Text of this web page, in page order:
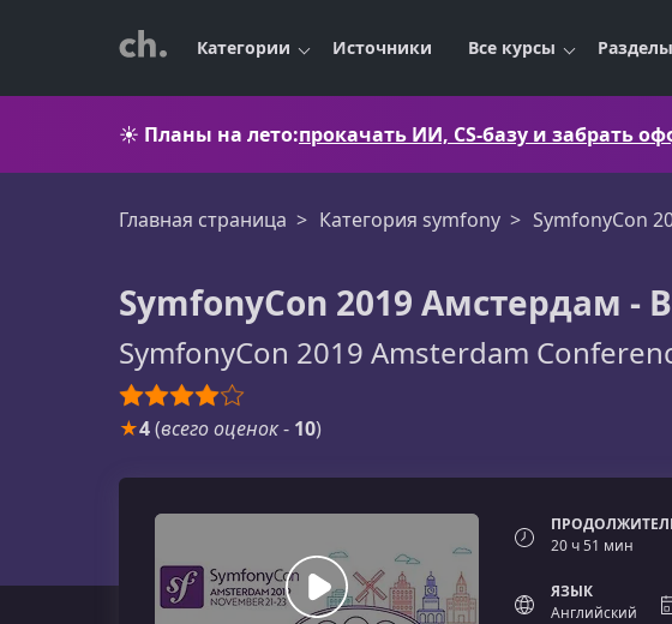
Категории Источники Все курсы Разделы
☀️ Планы на лето:прокачать ИИ, CS-базу и забрать
Главная страница Категория symfony SymfonyCon
SymfonyCon 2019 Амстердам -
SymfonyCon 2019 Amsterdam
★4(всего оценок- 10)
20 ч 51 мин
ЯЗЫК
Английский